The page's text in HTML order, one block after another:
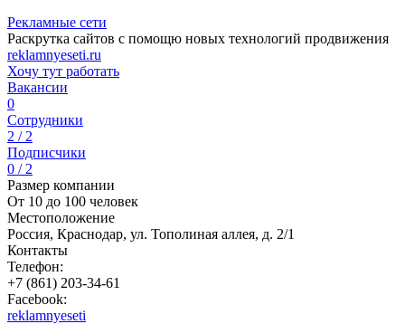
Рекламные сети
Раскрутка сайтов с помощю новых технологий продвижения
reklamnyeseti.ru
Хочу тут работать
Вакансии
0
Сотрудники
2 / 2
Подписчики
0 / 2
Размер компании
От 10 до 100 человек
Местоположение
Россия, Краснодар, ул. Тополиная аллея, д. 2/1
Контакты
Телефон:
+7 (861) 203-34-61
Facebook:
reklamnyeseti